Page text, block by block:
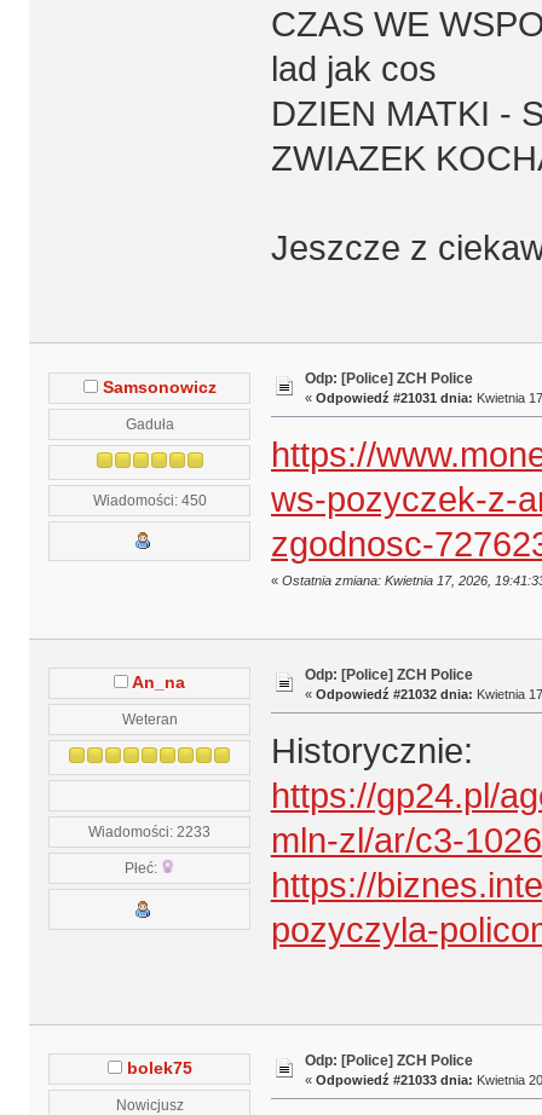
CZAS WE
lad jak cos
DZIEN MATKI -
ZWIAZEK
Jeszcze z
Samsonowicz
Gaduła
Wiadomości: 450
Odp: [Police] ZCH Police
« Odpowiedź #21031 dnia: Kwietnia
https://
ws-pozyczek-z-
zgodnosc-
« Ostatnia zmiana: Kwietnia 17, 2026,
An_na
Weteran
Wiadomości: 2233
Płeć:
Odp: [Police] ZCH Police
« Odpowiedź #21032 dnia: Kwietnia
Historycznie:
https://gp24.pl/
mln-zl/ar/c3-
https://
pozyczyla-
bolek75
Nowicjusz
Odp: [Police] ZCH Police
« Odpowiedź #21033 dnia: Kwietnia